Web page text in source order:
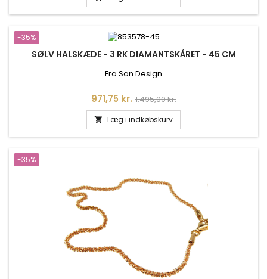
-35%
SØLV HALSKÆDE - 3 RK DIAMANTSKÅRET - 45 CM
Fra San Design
Pris
971,75 kr. Normalpris
1.495,00 kr.
 Læg i indkøbskurv
-35%